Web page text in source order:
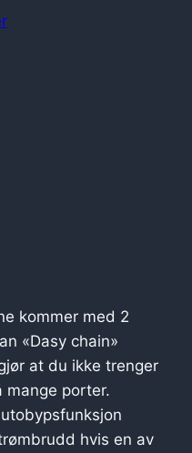
kommer med 2
«Dasy chain»
at du ikke trenger
mange porter.
hvis en av